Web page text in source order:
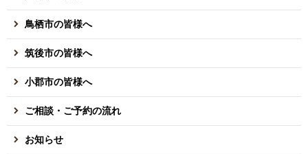
鳥栖市の皆様へ
筑後市の皆様へ
小郡市の皆様へ
ご相談・ご予約の流れ
お知らせ